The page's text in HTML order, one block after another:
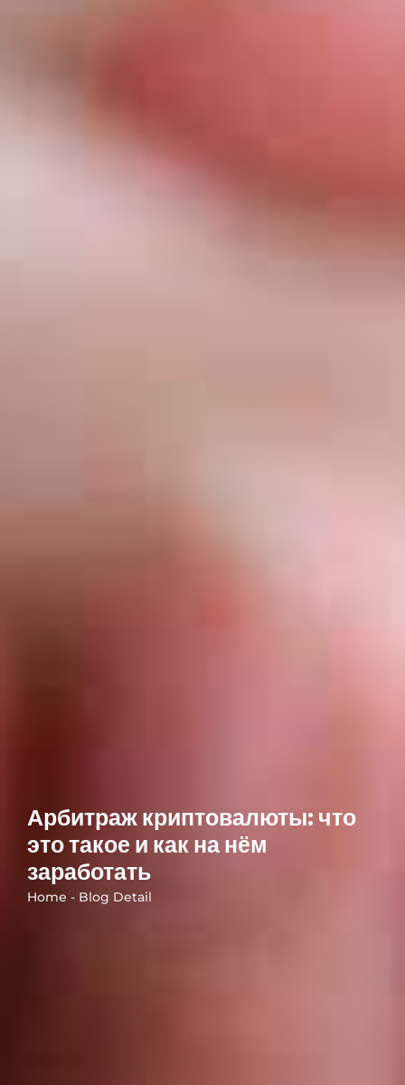
Арбитраж криптовалюты: что
это такое и как на нём
заработать
Home - Blog Detail